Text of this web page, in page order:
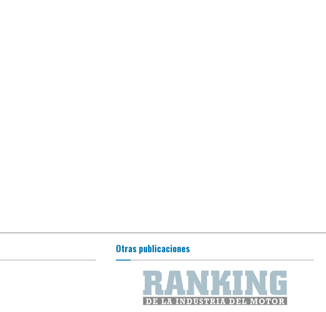
Otras publicaciones